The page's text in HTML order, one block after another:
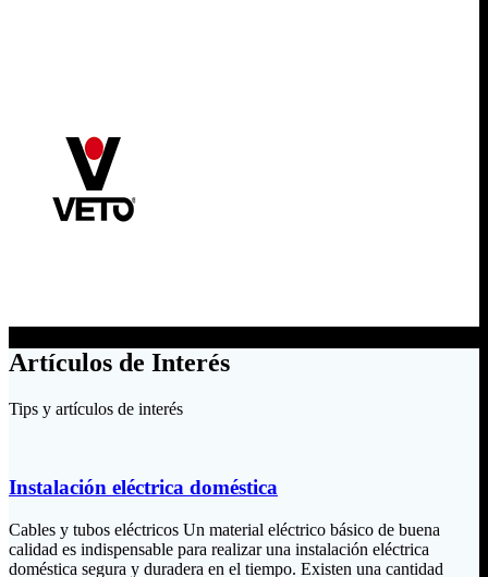
Artículos de Interés
Tips y artículos de interés
Instalación eléctrica doméstica
Cables y tubos eléctricos Un material eléctrico básico de buena
calidad es indispensable para realizar una instalación eléctrica
doméstica segura y duradera en el tiempo. Existen una cantidad